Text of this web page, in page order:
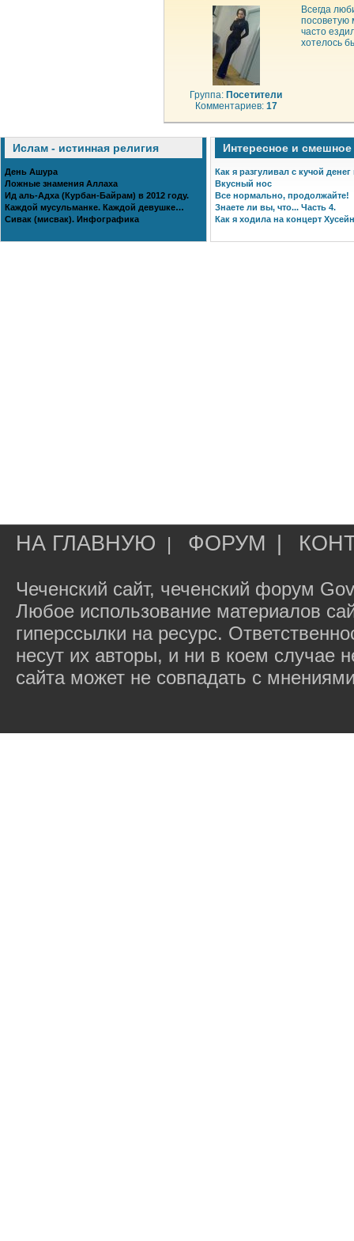
Группа: Посетители
Комментариев: 17
Всегда
посоветую
часто
хотелось
Ислам - истинная религия
День Ашура
Ложные знамения Аллаха
Ид аль-Адха (Курбан-Байрам) в 2012 году.
Каждой мусульманке. Каждой девушке…
Сивак (мисвак). Инфографика
Интересное и смешное
Как я разгуливал с кучой
Вкусный нос
Все нормально, продолжайте!
Знаете ли вы, что... Часть 4.
Как я ходила на концерт
НА ГЛАВНУЮ | ФОРУМ
Чеченский сайт, чеченский форум
Любое использование материалов
гиперссылки на ресурс.
несут их авторы, и ни в коем случае
сайта может не совпадать с